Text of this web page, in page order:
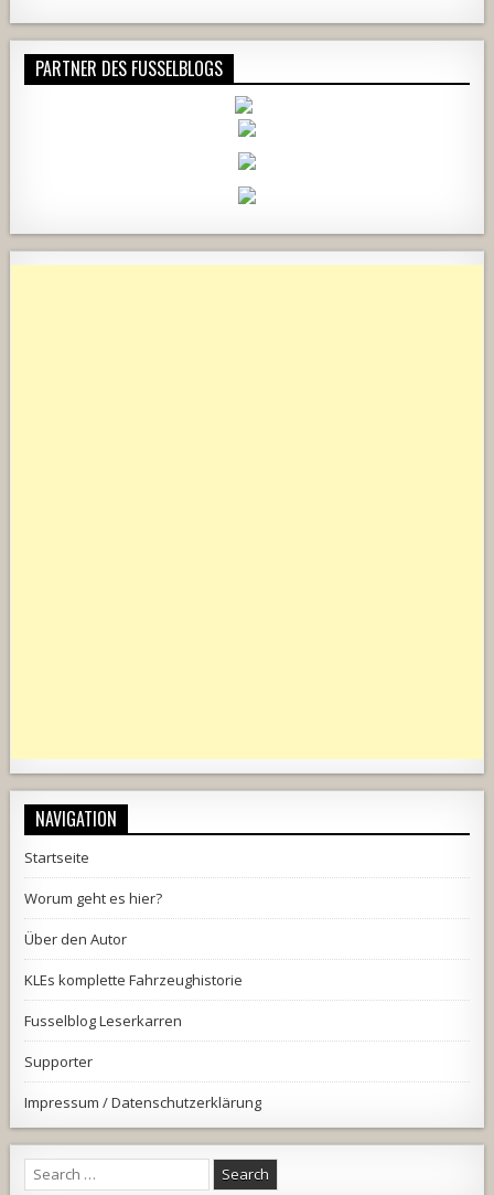
PARTNER DES FUSSELBLOGS
NAVIGATION
Startseite
Worum geht es hier?
Über den Autor
KLEs komplette Fahrzeughistorie
Fusselblog Leserkarren
Supporter
Impressum / Datenschutzerklärung
Search
for: